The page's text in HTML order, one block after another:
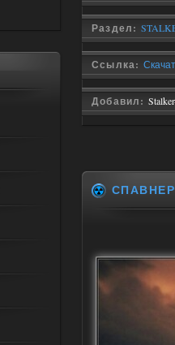
Раздел:
Ссылка:
Добавил:
СПАВНЕР